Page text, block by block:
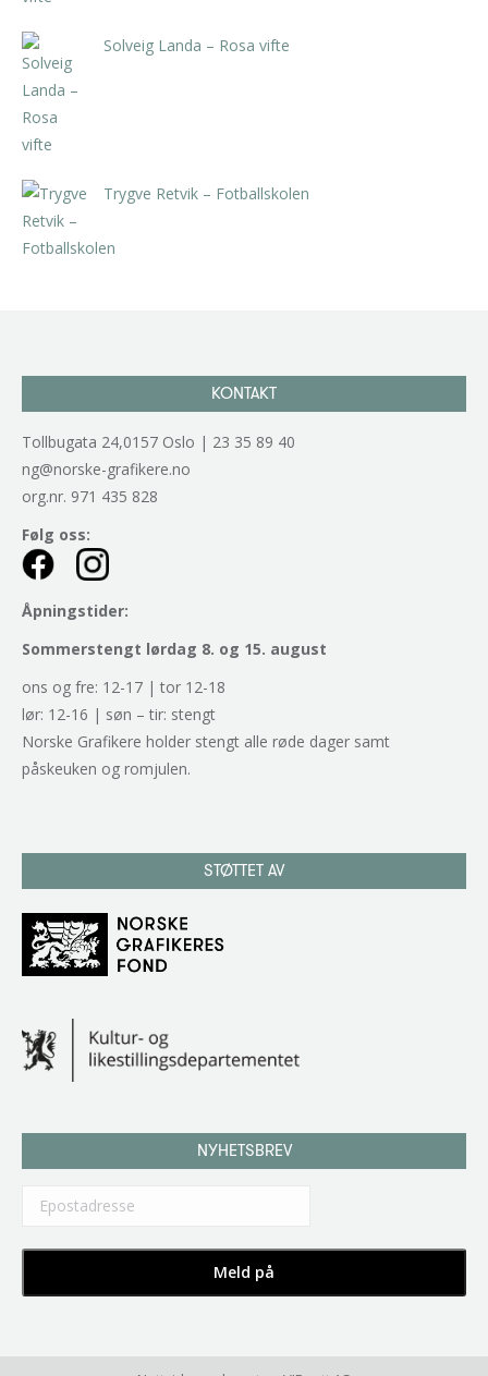
Solveig Landa – Rosa vifte
Trygve Retvik – Fotballskolen
KONTAKT
Tollbugata 24,0157 Oslo | 23 35 89 40
ng@norske-grafikere.no
org.nr. 971 435 828
Følg oss:
Åpningstider:
Sommerstengt lørdag 8. og 15. august
ons og fre: 12-17 | tor 12-18
lør: 12-16 | søn – tir: stengt
Norske Grafikere holder stengt alle røde dager samt
påskeuken og romjulen.
STØTTET AV
NYHETSBREV